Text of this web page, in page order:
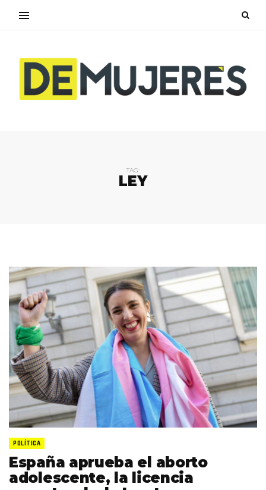
TAG:
LEY
POLÍTICA
España aprueba el aborto
adolescente, la licencia